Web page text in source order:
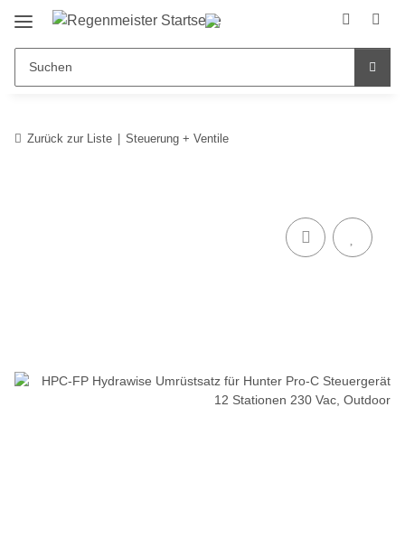
Zurück zur Liste Steuerung + Ventile